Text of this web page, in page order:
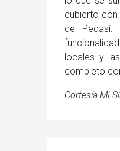
cubierto con
de Pedasí.
locales y
completo
Cortesía